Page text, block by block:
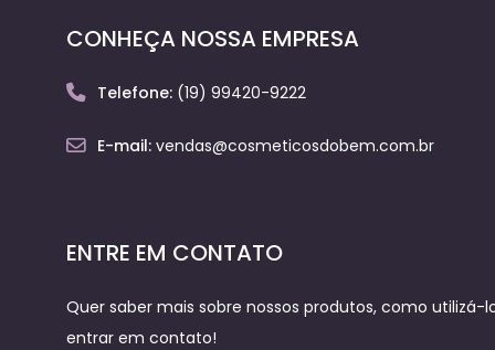
CONHEÇA NOSSA EMPRESA
Telefone: (19) 99420-9222
E-mail: vendas@cosmeticosdobem.com.br
ENTRE EM CONTATO
Quer saber mais sobre nossos produtos, como utilizá-
entrar em contato!